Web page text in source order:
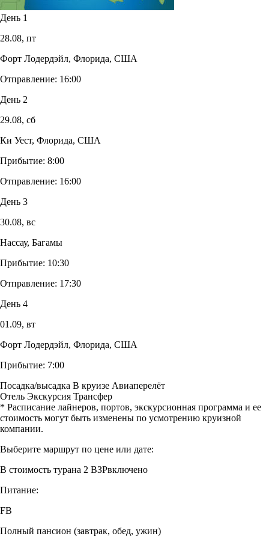
День 1
28.08, пт
Форт Лодердэйл, Флорида, США
Отправление: 16:00
День 2
29.08, сб
Ки Уест, Флорида, США
Прибытие: 8:00
Отправление: 16:00
День 3
30.08, вс
Нассау, Багамы
Прибытие: 10:30
Отправление: 17:30
День 4
01.09, вт
Форт Лодердэйл, Флорида, США
Прибытие: 7:00
Посадка/высадка В круизе Авиаперелёт
Отель Экскурсия Трансфер
* Расписание лайнеров, портов, экскурсионная программа и ее
стоимость могут быть изменены по усмотрению круизной
компании.
Выберите маршрут по цене или дате:
В стоимость турана 2 ВЗРвключено
Питание:
FB
Полный пансион (завтрак, обед, ужин)